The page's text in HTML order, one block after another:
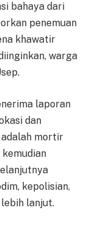
bahaya dari
penemuan
khawatir
warga
laporan
dan
mortir
kepolisian,
lanjut.